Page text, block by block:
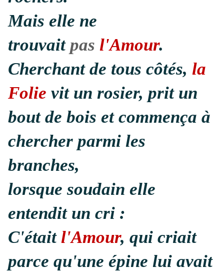
Mais elle ne
trouvait pas l'Amour.
Cherchant de tous côtés, la
Folie vit un rosier, prit un
bout de bois et commença à
chercher parmi les
branches,
lorsque soudain elle
entendit un cri :
C'était l'Amour, qui criait
parce qu'une épine lui avait